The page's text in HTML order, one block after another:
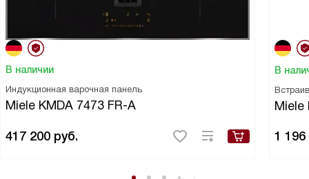
В наличии
Индукционная варочная панель
Miele KMDA 7473 FR-A
417 200 руб.
В
Miele
1 196